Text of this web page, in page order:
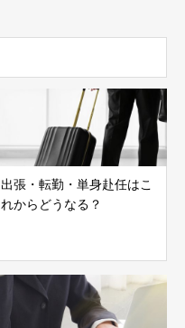
出張・転勤・単身赴任はこ
れからどうなる？